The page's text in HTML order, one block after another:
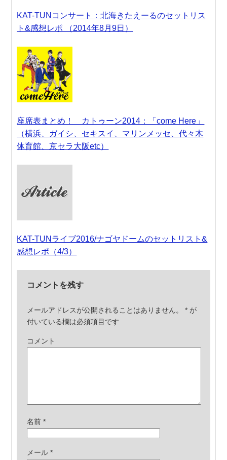
KAT-TUNコンサート：北海きたえーるのセットリス
ト&感想レポ （2014年8月9日）
座席表まとめ！ カトゥーン2014：「come Here」
（横浜、ガイシ、セキスイ、マリンメッセ、代々木
体育館、京セラ大阪etc）
KAT-TUNライブ2016/ナゴヤドームのセットリスト&
感想レポ（4/3）
コメントを残す
メールアドレスが公開されることはありません。 * が
付いている欄は必須項目です
コメント
名前*
メール*